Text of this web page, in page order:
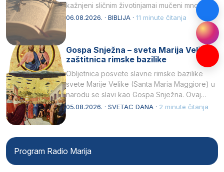
kažnjeni sličnim životinjamai mučeni mnoštvom
kukaca.2 A narod…
06.08.2026. · BIBLIJA · 11 minute čitanja
Gospa Snježna – sveta Marija Velika,
zaštitnica rimske bazilike
Obljetnica posvete slavne rimske bazilike
svete Marije Velike (Santa Maria Maggiore) u
narodu se slavi kao Gospa Snježna. Ovaj
naziv, Sancta Maria…
05.08.2026. · SVETAC DANA · 2 minute čitanja
Program Radio Marija